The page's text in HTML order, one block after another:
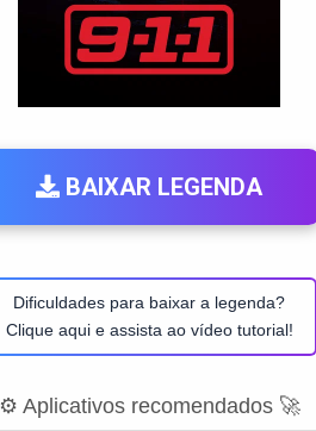
BAIXAR LEGENDA
Dificuldades para baixar a legenda?
Clique aqui e assista ao vídeo tutorial!
⚙️ Aplicativos recomendados 🚀